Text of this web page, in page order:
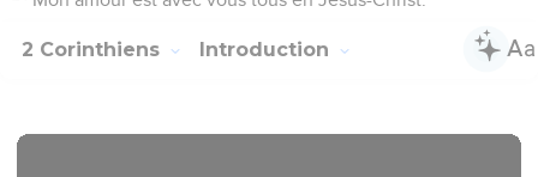
2 Corinthiens Introduction